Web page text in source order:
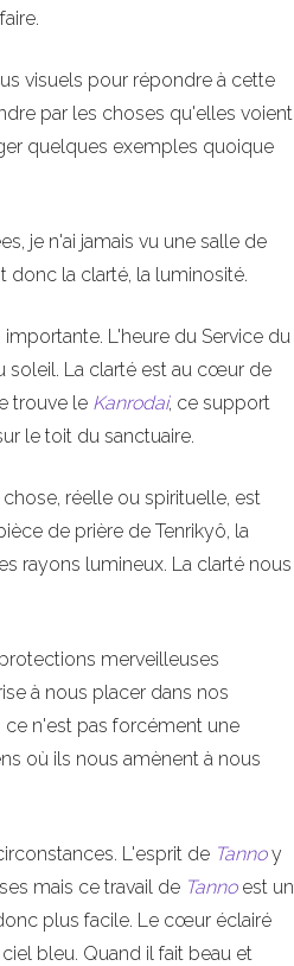
visuels pour répondre à cette
par les choses qu'elles voient
quelques exemples quoique
je n'ai jamais vu une salle de
donc la clarté, la luminosité.
L'heure du Service du
soleil. La clarté est au cœur de
trouve le Kanrodai, ce support
le toit du sanctuaire.
réelle ou spirituelle, est
de prière de Tenrikyô, la
rayons lumineux. La clarté nous
merveilleuses
à nous placer dans nos
ce n'est pas forcément une
où ils nous amènent à nous
L'esprit de Tannoy
mais ce travail de Tannoest un
plus facile. Le cœur éclairé
bleu. Quand il fait beau et